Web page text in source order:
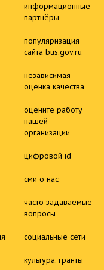
информационные
партнёры
популяризация
сайта bus.gov.ru
независимая
оценка качества
оцените работу
нашей
организации
цифровой id
сми о нас
часто задаваемые
вопросы
социальные сети
культура. гранты